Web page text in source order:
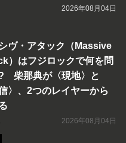
2026年08月04日
ヴ・アタック（Massive
）はフジロックで何を問
柴那典が〈現地〉と
信〉、2つのレイヤーから
2026年08月04日